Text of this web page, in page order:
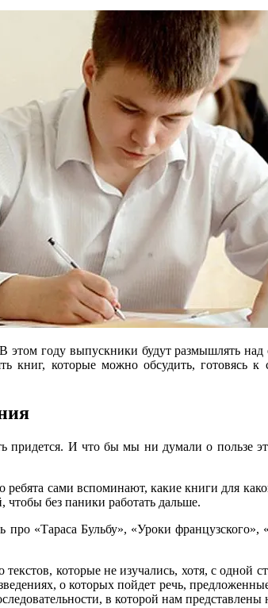
этом году выпускники будут размышлять
книг, которые можно обсудить, готовясь к
придется. И что бы мы ни думали о пользе
сами вспоминают, какие книги для
чтобы без паники работать дальше.
про «Тараса Бульбу», «Уроки
которые не изучались, хотя, с
о которых пойдет речь,
в которой нам представлены